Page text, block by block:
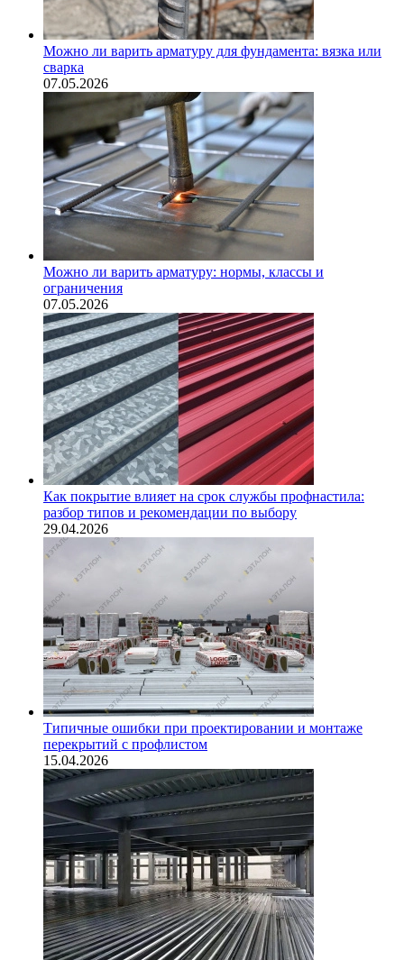
Можно ли варить арматуру для фундамента: вязка или
сварка
07.05.2026
Можно ли варить арматуру: нормы, классы и
ограничения
07.05.2026
Как покрытие влияет на срок службы профнастила:
разбор типов и рекомендации по выбору
29.04.2026
Типичные ошибки при проектировании и монтаже
перекрытий с профлистом
15.04.2026